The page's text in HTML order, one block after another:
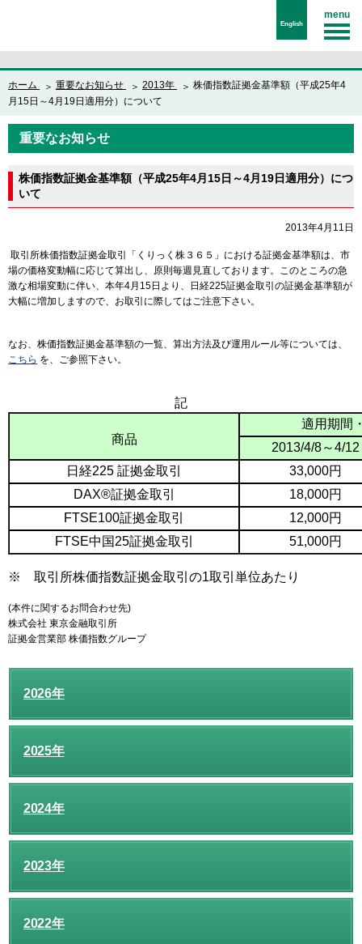
English
ホーム 重要なお知らせ 2013年
株価指数証拠金基準額（平成25年4
月15日～4月19日適用分）について
重要なお知らせ
株価指数証拠金基準額（平成25年4月15日～4月19日適用分）につ
いて
2013年4月11日
取引所株価指数証拠金取引「くりっく株３６５」における証拠金基準額は、市
場の価格変動幅に応じて算出し、原則毎週見直しております。このところの急
激な相場変動に伴い、本年4月15日より、日経225証拠金取引の証拠金基準額が
大幅に増加しますので、お取引に際してはご注意下さい。
なお、株価指数証拠金基準額の一覧、算出方法及び運用ルール等については、
こちら を、ご参照下さい。
記
商品
適用期間
2013/4/8～4/12
日経225 証拠金取引
33,000円
DAX®証拠金取引
18,000円
FTSE100証拠金取引
12,000円
FTSE中国25証拠金取引
51,000円
※ 取引所株価指数証拠金取引の1取引単位あたり
(本件に関するお問合わせ先)
株式会社 東京金融取引所
証拠金営業部 株価指数グループ
2026年
2025年
2024年
2023年
2022年
menu